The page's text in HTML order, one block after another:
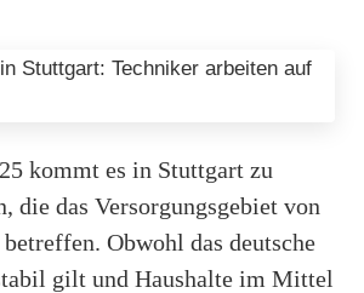
kommt es in Stuttgart zu
die das Versorgungsgebiet von
Obwohl das deutsche
gilt und Haushalte im Mittel